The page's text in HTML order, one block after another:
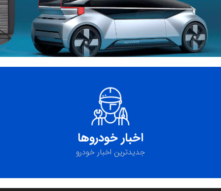
شرکت BMW زمان معرفی جدیدترین رولزرویس
خبر جدید
اخبار خودروها
جدیدترین اخبار خودرو